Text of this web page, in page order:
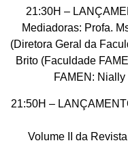
21:30H –
Mediadoras: Profa.
(Diretora Geral da
Brito (Faculdade
FAMEN:
21:50H –
Volume II da